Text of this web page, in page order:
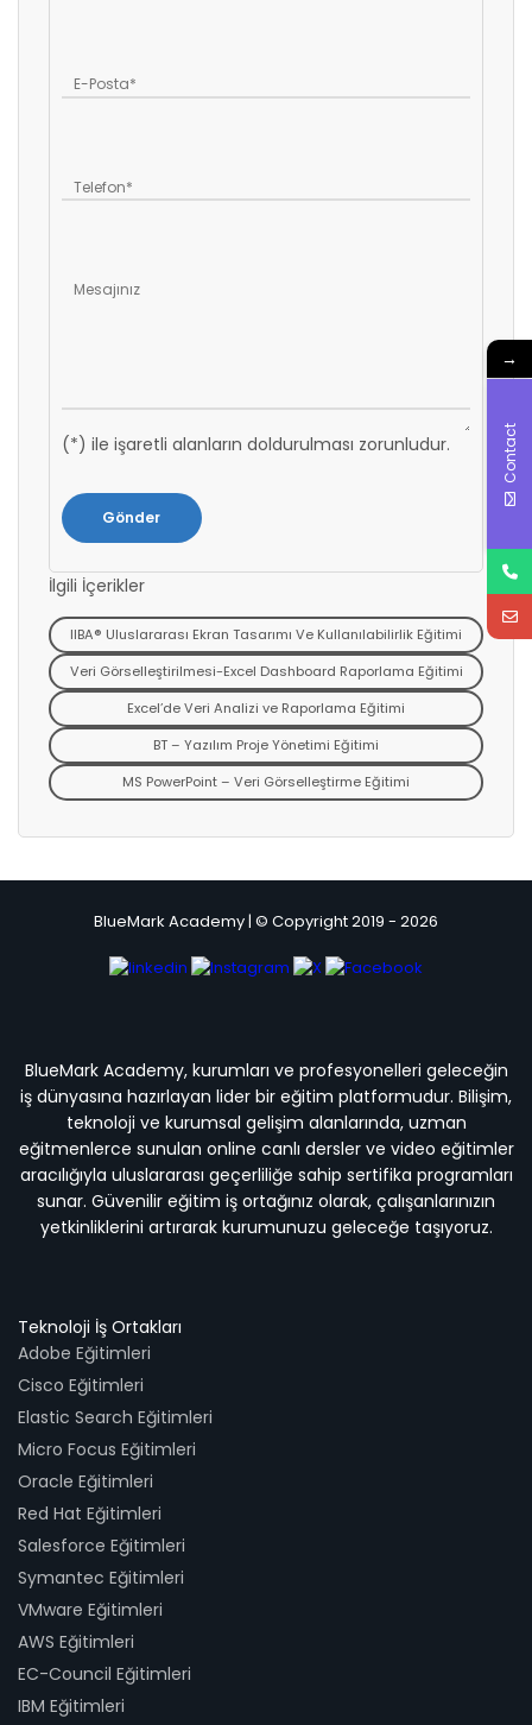
(*) ile işaretli alanların doldurulması zorunludur.
İlgili İçerikler
IIBA® Uluslararası Ekran Tasarımı Ve Kullanılabilirlik Eğitimi
Veri Görselleştirilmesi-Excel Dashboard Raporlama Eğitimi
Excel’de Veri Analizi ve Raporlama Eğitimi
BT – Yazılım Proje Yönetimi Eğitimi
MS PowerPoint – Veri Görselleştirme Eğitimi
BlueMark Academy | © Copyright 2019 - 2026
BlueMark Academy, kurumları ve profesyonelleri geleceğin
iş dünyasına hazırlayan lider bir eğitim platformudur. Bilişim,
teknoloji ve kurumsal gelişim alanlarında, uzman
eğitmenlerce sunulan online canlı dersler ve video eğitimler
aracılığıyla uluslararası geçerliliğe sahip sertifika programları
sunar. Güvenilir eğitim iş ortağınız olarak, çalışanlarınızın
yetkinliklerini artırarak kurumunuzu geleceğe taşıyoruz.
Teknoloji İş Ortakları
Adobe Eğitimleri
Cisco Eğitimleri
Elastic Search Eğitimleri
Micro Focus Eğitimleri
Oracle Eğitimleri
Red Hat Eğitimleri
Salesforce Eğitimleri
Symantec Eğitimleri
VMware Eğitimleri
AWS Eğitimleri
EC-Council Eğitimleri
IBM Eğitimleri
→
Contact